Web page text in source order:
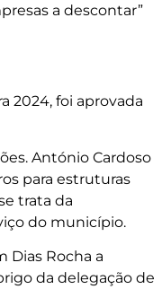
a descontar”
2024, foi aprovada
António Cardoso
para estruturas
trata da
do município.
Dias Rocha a
da delegação de